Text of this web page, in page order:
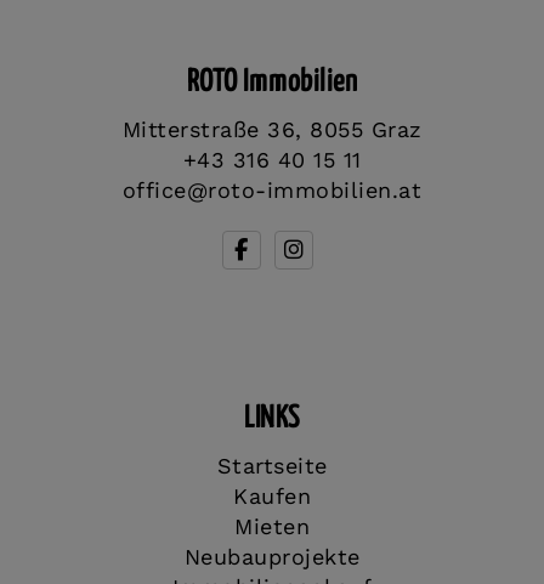
ROTO Immobilien
Mitterstraße 36, 8055 Graz
+43 316 40 15 11
office@roto-immobilien.at
LINKS
Startseite
Kaufen
Mieten
Neubauprojekte